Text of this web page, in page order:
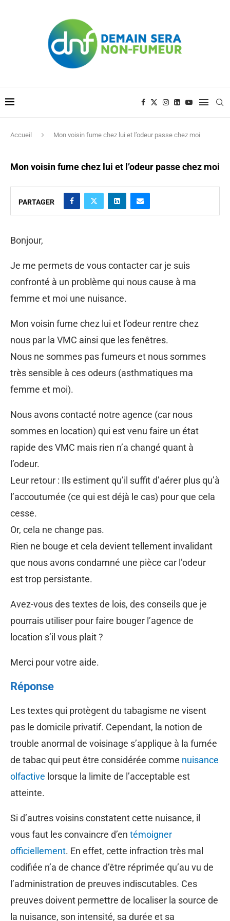
Accueil Mon voisin fume chez lui et l’odeur passe chez moi
Mon voisin fume chez lui et l’odeur passe chez moi
PARTAGER
Bonjour,
Je me permets de vous contacter car je suis
confronté à un problème qui nous cause à ma
femme et moi une nuisance.
Mon voisin fume chez lui et l’odeur rentre chez
nous par la VMC ainsi que les fenêtres.
Nous ne sommes pas fumeurs et nous sommes
très sensible à ces odeurs (asthmatiques ma
femme et moi).
Nous avons contacté notre agence (car nous
sommes en location) qui est venu faire un état
rapide des VMC mais rien n’a changé quant à
l’odeur.
Leur retour : Ils estiment qu’il suffit d’aérer plus qu’à
l’accoutumée (ce qui est déjà le cas) pour que cela
cesse.
Or, cela ne change pas.
Rien ne bouge et cela devient tellement invalidant
que nous avons condamné une pièce car l’odeur
est trop persistante.
Avez-vous des textes de lois, des conseils que je
pourrais utiliser pour faire bouger l’agence de
location s’il vous plait ?
Merci pour votre aide.
Réponse
Les textes qui protègent du tabagisme ne visent
pas le domicile privatif. Cependant, la notion de
trouble anormal de voisinage s’applique à la fumée
de tabac qui peut être considérée comme nuisance
olfactive lorsque la limite de l’acceptable est
atteinte.
Si d’autres voisins constatent cette nuisance, il
vous faut les convaincre d’en témoigner
officiellement. En effet, cette infraction très mal
codifiée n’a de chance d’être réprimée qu’au vu de
l’administration de preuves indiscutables. Ces
preuves doivent permettre de localiser la source de
la nuisance, son intensité, sa durée et sa